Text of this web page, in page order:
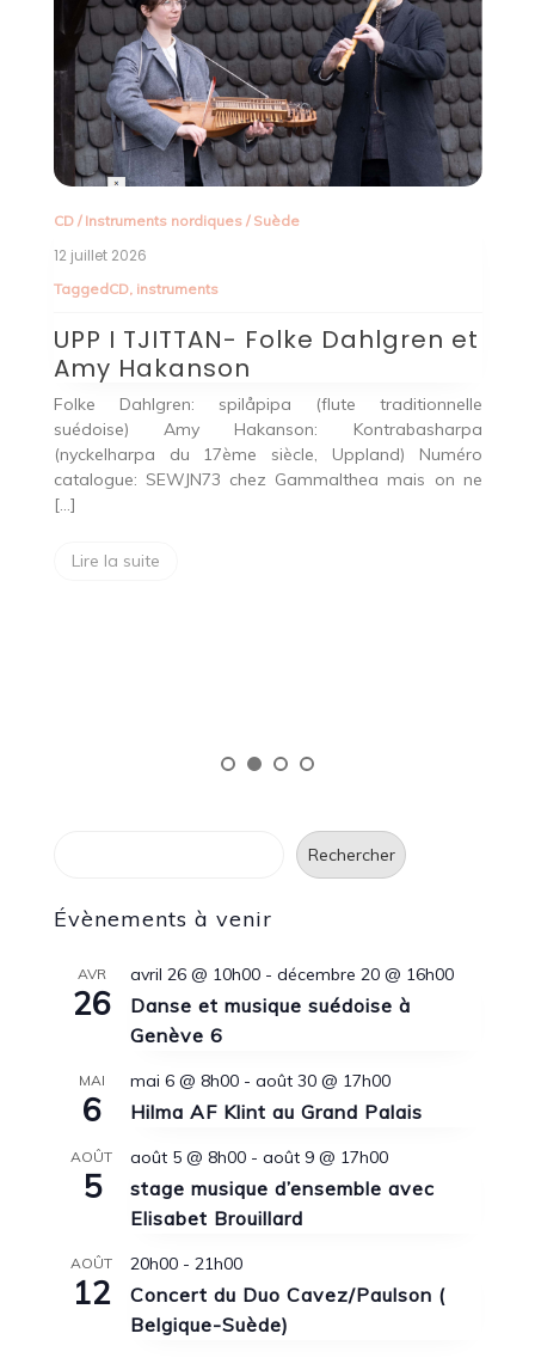
CD/ Instruments nordiques/ Suède
12 juillet 2026
TaggedCD, instruments
UPP I TJITTAN- Folke Dahlgren et
Amy Hakanson
Folke Dahlgren: spilåpipa (flute traditionnelle
suédoise) Amy Hakanson: Kontrabasharpa
(nyckelharpa du 17ème siècle, Uppland) Numéro
catalogue: SEWJN73 chez Gammalthea mais on ne
[…]
Lire la suite
Rechercher
Évènements à venir
AVR
26
avril 26 @ 10h00- décembre 20 @ 16h00
Danse et musique suédoise à
Genève 6
MAI
6
mai 6 @ 8h00- août 30 @ 17h00
Hilma AF Klint au Grand Palais
AOÛT
5
août 5 @ 8h00- août 9 @ 17h00
stage musique d’ensemble avec
Elisabet Brouillard
AOÛT
12
20h00- 21h00
Concert du Duo Cavez/Paulson (
Belgique-Suède)